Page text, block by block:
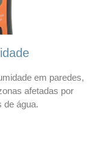
em paredes,
afetadas por
de água.